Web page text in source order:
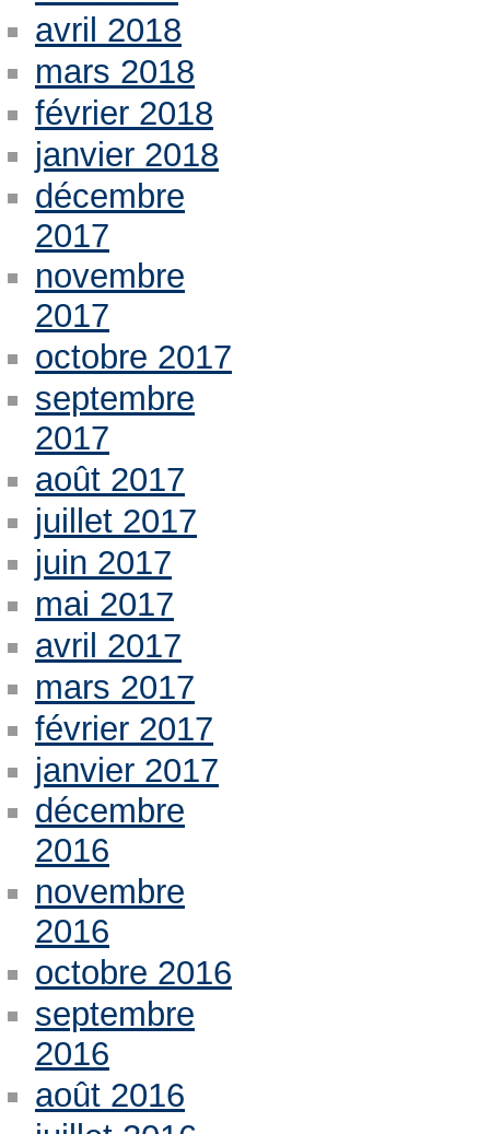
avril 2018
mars 2018
février 2018
janvier 2018
décembre
2017
novembre
2017
octobre 2017
septembre
2017
août 2017
juillet 2017
juin 2017
mai 2017
avril 2017
mars 2017
février 2017
janvier 2017
décembre
2016
novembre
2016
octobre 2016
septembre
2016
août 2016